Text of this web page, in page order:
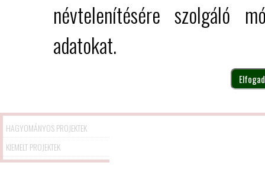
névtelenítésére szolgáló
adatokat.
HAGYOMÁNYOS PROJEKTEK
KIEMELT PROJEKTEK